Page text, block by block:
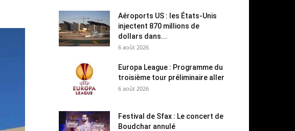
Aéroports US : les États-Unis
injectent 870 millions de
dollars dans...
6 août 2026
Europa League : Programme du
troisième tour préliminaire aller
6 août 2026
Festival de Sfax : Le concert de
Boudchar annulé